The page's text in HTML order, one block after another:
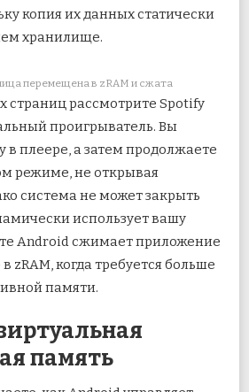
копия их данных статически
хранилище.
перемещена в zRAM и сжата
страниц рассмотрите Spotify
проигрыватель. Вы
в плеере, а затем продолжаете
режиме, не открывая
система не может закрыть
использует вашу
Android сжимает приложение
zRAM, когда требуется больше
памяти.
память